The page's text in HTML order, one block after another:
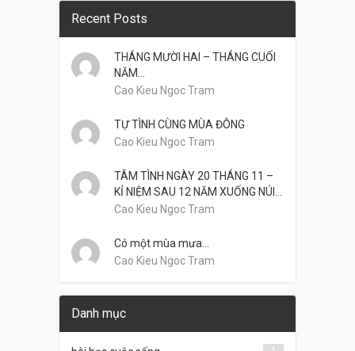
Recent Posts
THÁNG MƯỜI HAI – THÁNG CUỐI
NĂM…
Cao Kieu Ngoc Tram
TỰ TÌNH CÙNG MÙA ĐÔNG
Cao Kieu Ngoc Tram
TÂM TÌNH NGÀY 20 THÁNG 11 –
KỈ NIỆM SAU 12 NĂM XUỐNG NÚI…
Cao Kieu Ngoc Tram
Có một mùa mưa…
Cao Kieu Ngoc Tram
Danh mục